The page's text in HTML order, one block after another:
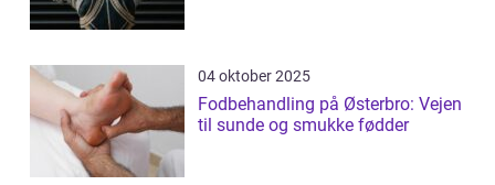
04 oktober 2025
Fodbehandling på Østerbro: Vejen
til sunde og smukke fødder